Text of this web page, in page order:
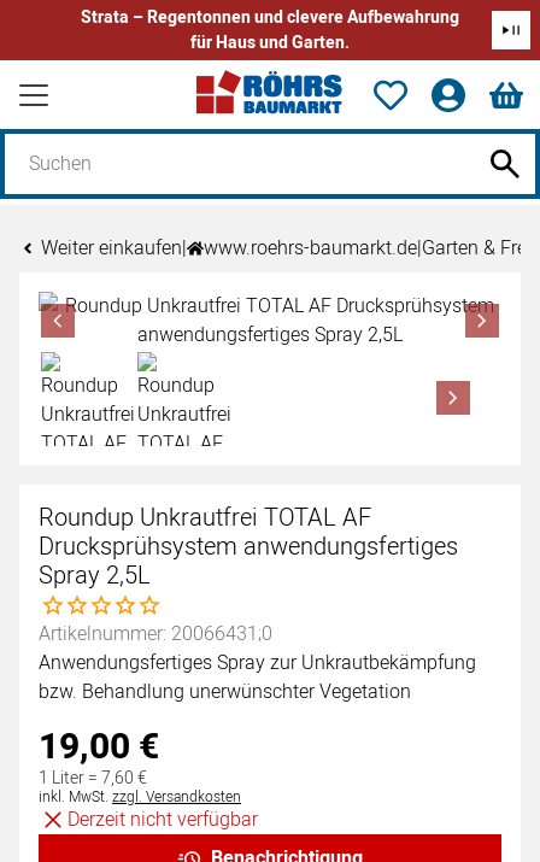
Strata – Regentonnen und clevere Aufbewahrung
für Haus und Garten.
Zum Hauptinhalt springen
Weiter einkaufen| www.roehrs-baumarkt.de|Garten &
Produktgalerie
Zur Kaufbox springen
Roundup Unkrautfrei TOTAL AF
Drucksprühsystem anwendungsfertiges
Spray 2,5L
Noch keine Bewertungen abgegeben
Artikelnummer: 20066431;0
Anwendungsfertiges Spray zur Unkrautbekämpfung
bzw. Behandlung unerwünschter Vegetation
19,00 €
1 Liter =7,60€
Steuerhinweis:
inkl. MwSt. zzgl. Versandkosten
Derzeit nicht verfügbar